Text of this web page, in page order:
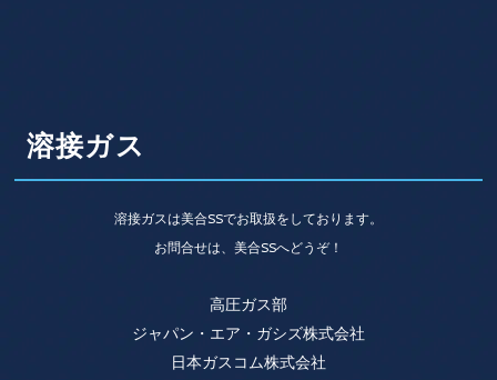
溶接ガス
溶接ガスは美合SSでお取扱をしております。
お問合せは、美合SSへどうぞ！
高圧ガス部
ジャパン・エア・ガシズ株式会社
日本ガスコム株式会社